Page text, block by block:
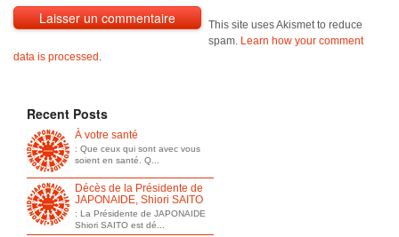
This site uses Akismet to reduce
spam. Learn how your comment
data is processed
Recent Posts
À votre santé
: Que ceux qui sont avec vous
soient en santé. Q...
Décès de la Présidente de
JAPONAIDE, Shiori SAITO
: La Présidente de JAPONAIDE
Shiori SAITO est dé...